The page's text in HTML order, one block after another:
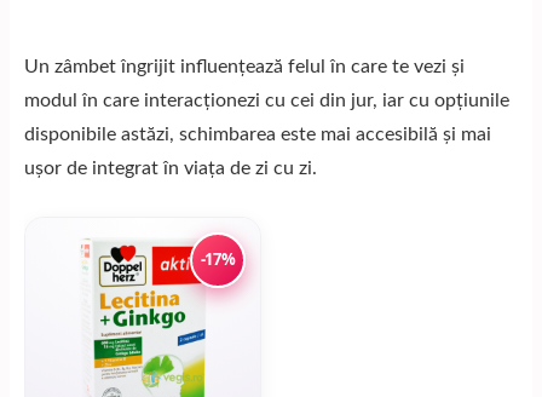
Un zâmbet îngrijit influențează felul în care te vezi și
modul în care interacționezi cu cei din jur, iar cu opțiunile
disponibile astăzi, schimbarea este mai accesibilă și mai
ușor de integrat în viața de zi cu zi.
-17%